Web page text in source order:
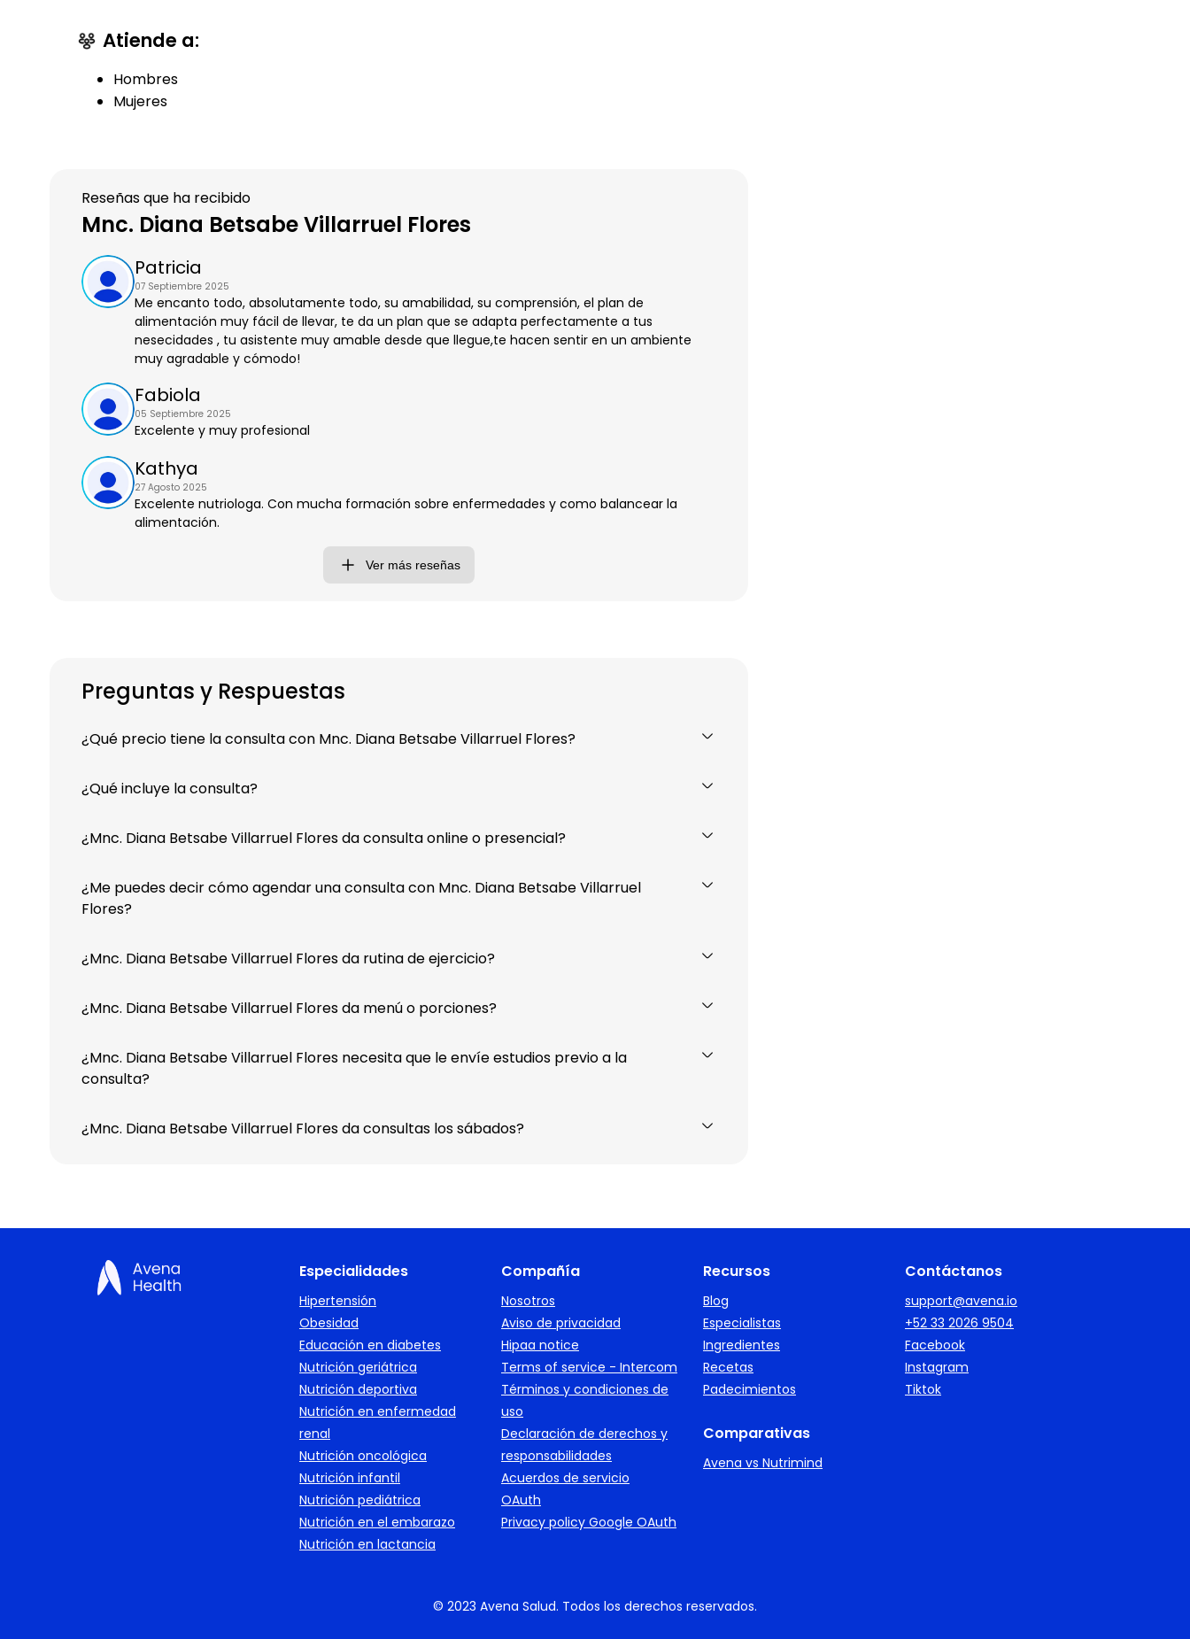
Atiende a:
Hombres
Mujeres
Preguntas y Respuestas
¿Qué precio tiene la consulta con Mnc. Diana Betsabe Villarruel Flores?
¿Qué incluye la consulta?
¿Mnc. Diana Betsabe Villarruel Flores da consulta online o presencial?
¿Me puedes decir cómo agendar una consulta con Mnc. Diana Betsabe Villarruel
Flores?
¿Mnc. Diana Betsabe Villarruel Flores da rutina de ejercicio?
¿Mnc. Diana Betsabe Villarruel Flores da menú o porciones?
¿Mnc. Diana Betsabe Villarruel Flores necesita que le envíe estudios previo a la
consulta?
¿Mnc. Diana Betsabe Villarruel Flores da consultas los sábados?
Reseñas que ha recibido
Mnc. Diana Betsabe Villarruel Flores
Patricia
07 Septiembre 2025
Me encanto todo, absolutamente todo, su amabilidad, su comprensión, el plan de
alimentación muy fácil de llevar, te da un plan que se adapta perfectamente a tus
nesecidades , tu asistente muy amable desde que llegue,te hacen sentir en un ambiente
muy agradable y cómodo!
Fabiola
05 Septiembre 2025
Excelente y muy profesional
Kathya
27 Agosto 2025
Excelente nutriologa. Con mucha formación sobre enfermedades y como balancear la
alimentación.
Ver más reseñas
Especialidades
Hipertensión
Obesidad
Educación en diabetes
Nutrición geriátrica
Nutrición deportiva
Nutrición en enfermedad
renal
Nutrición oncológica
Nutrición infantil
Nutrición pediátrica
Nutrición en el embarazo
Nutrición en lactancia
Compañía
Nosotros
Aviso de privacidad
Hipaa notice
Terms of service - Intercom
Términos y condiciones de
uso
Declaración de derechos y
responsabilidades
Acuerdos de servicio
OAuth
Privacy policy Google OAuth
Recursos
Blog
Especialistas
Ingredientes
Recetas
Padecimientos
Comparativas
Avena vs Nutrimind
Contáctanos
support@avena.io
+52 33 2026 9504
Facebook
Instagram
Tiktok
© 2023 Avena Salud. Todos los derechos reservados.